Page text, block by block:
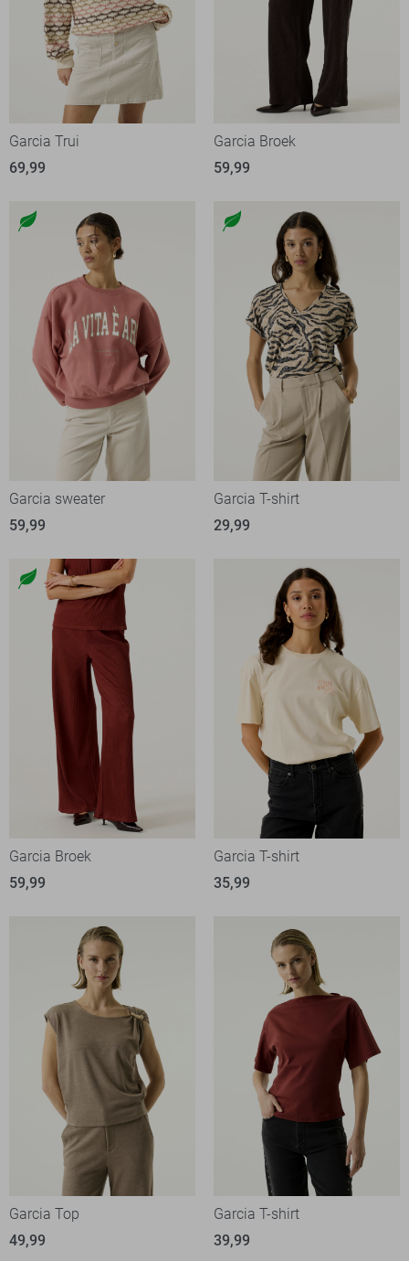
Garcia Trui
69,99
Garcia Broek
59,99
Garcia sweater
59,99
Garcia T-shirt
29,99
Garcia Broek
59,99
Garcia T-shirt
35,99
Garcia Top
49,99
Garcia T-shirt
39,99